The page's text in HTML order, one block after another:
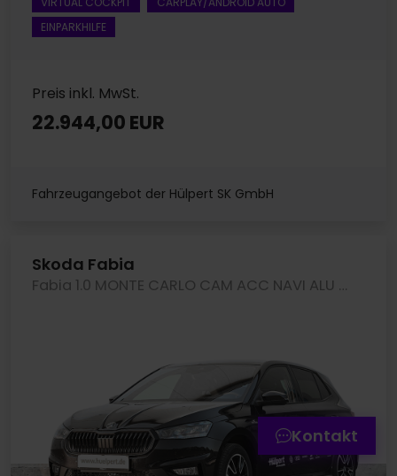
EINPARKHILFE
Preis inkl. MwSt.
22.944,00 EUR
Fahrzeugangebot der Hülpert SK GmbH
Skoda Fabia
Fabia 1.0 MONTE CARLO CAM ACC NAVI ALU SITZHEIZ.
Kontakt
Zum Kontaktformular
Werkstatttermin-Hotline